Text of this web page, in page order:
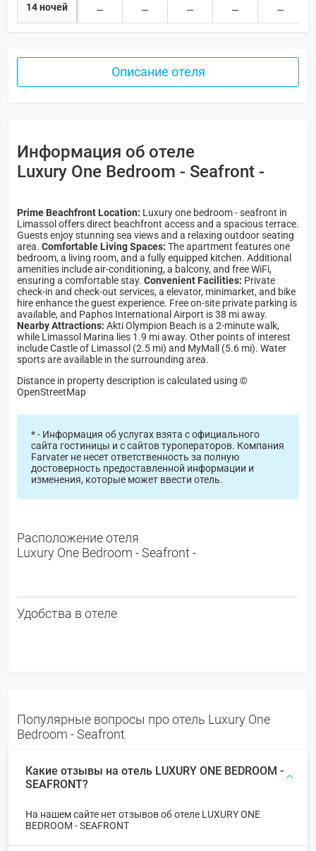
14 ночей
Описание отеля
Информация об отеле
Luxury One Bedroom - Seafront -
Prime Beachfront Location: Luxury one bedroom - seafront in
Limassol offers direct beachfront access and a spacious terrace.
Guests enjoy stunning sea views and a relaxing outdoor seating
area. Comfortable Living Spaces: The apartment features one
bedroom, a living room, and a fully equipped kitchen. Additional
amenities include air-conditioning, a balcony, and free WiFi,
ensuring a comfortable stay. Convenient Facilities: Private
check-in and check-out services, a elevator, minimarket, and bike
hire enhance the guest experience. Free on-site private parking is
available, and Paphos International Airport is 38 mi away.
Nearby Attractions: Akti Olympion Beach is a 2-minute walk,
while Limassol Marina lies 1.9 mi away. Other points of interest
include Castle of Limassol (2.5 mi) and MyMall (5.6 mi). Water
sports are available in the surrounding area.
Distance in property description is calculated using ©
OpenStreetMap
* - Информация об услугах взята с официального
сайта гостиницы и с сайтов туроператоров. Компания
Farvater не несет ответственность за полную
достоверность предоставленной информации и
изменения, которые может ввести отель.
Расположение отеля
Luxury One Bedroom - Seafront -
Удобства в отеле
Популярные вопросы про отель Luxury One
Bedroom - Seafront
Какие отзывы на отель LUXURY ONE BEDROOM -
SEAFRONT?
На нашем сайте нет отзывов об отеле LUXURY ONE
BEDROOM - SEAFRONT